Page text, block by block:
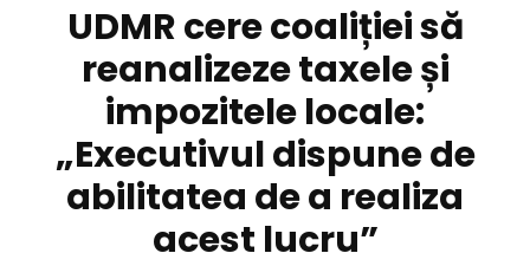
UDMR cere coaliției să
reanalizeze taxele și
impozitele locale:
„Executivul dispune de
abilitatea de a realiza
acest lucru”